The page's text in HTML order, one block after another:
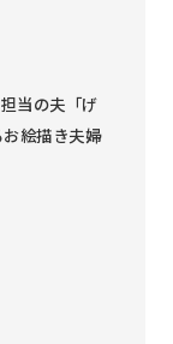
当の夫「げ
絵描き夫婦